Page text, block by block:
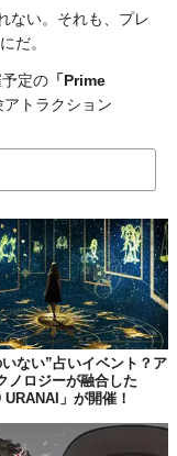
ない。それも、プレ
にだ。
予定の 「Prime
トラクション
ルコンテンツで、車
で、 スプレー型ガジ
“F SPORT”」のボ
像が現れる仕組み。
機器（トラッカー）
み取って映像データ
ない”占いイベント？ア
ノロジーが融合した
URANAI」が開催！